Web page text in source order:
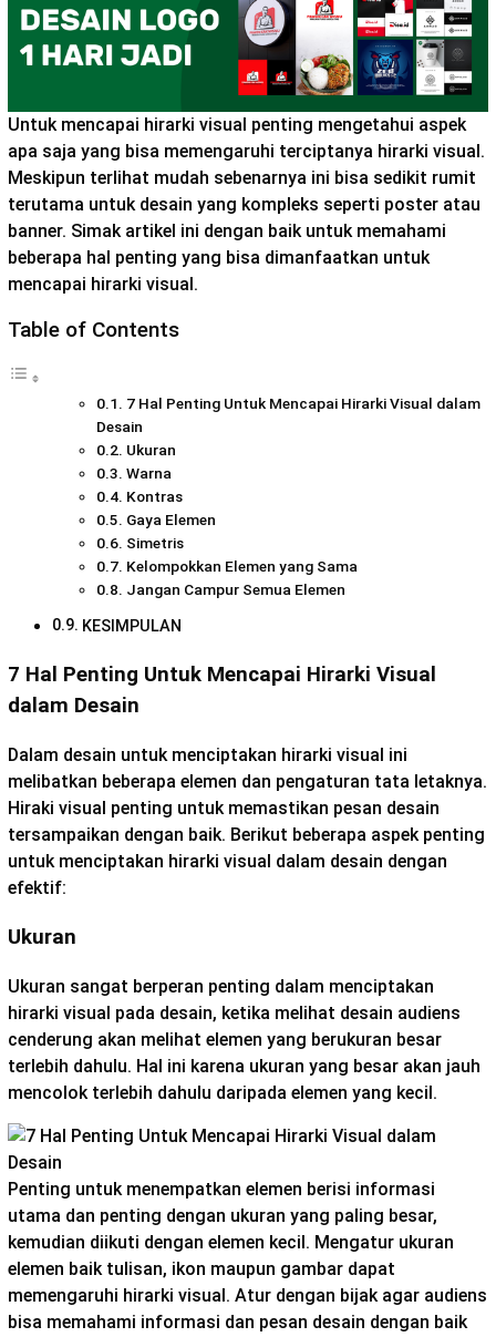
Untuk mencapai hirarki visual penting mengetahui aspek
apa saja yang bisa memengaruhi terciptanya hirarki visual.
Meskipun terlihat mudah sebenarnya ini bisa sedikit rumit
terutama untuk desain yang kompleks seperti poster atau
banner. Simak artikel ini dengan baik untuk memahami
beberapa hal penting yang bisa dimanfaatkan untuk
mencapai hirarki visual.
Table of Contents
7 Hal Penting Untuk Mencapai Hirarki Visual dalam
Desain
Ukuran
Warna
Kontras
Gaya Elemen
Simetris
Kelompokkan Elemen yang Sama
Jangan Campur Semua Elemen
KESIMPULAN
7 Hal Penting Untuk Mencapai Hirarki Visual
dalam Desain
Dalam desain untuk menciptakan hirarki visual ini
melibatkan beberapa elemen dan pengaturan tata letaknya.
Hiraki visual penting untuk memastikan pesan desain
tersampaikan dengan baik. Berikut beberapa aspek penting
untuk menciptakan hirarki visual dalam desain dengan
efektif:
Ukuran
Ukuran sangat berperan penting dalam menciptakan
hirarki visual pada desain, ketika melihat desain audiens
cenderung akan melihat elemen yang berukuran besar
terlebih dahulu. Hal ini karena ukuran yang besar akan jauh
mencolok terlebih dahulu daripada elemen yang kecil.
Penting untuk menempatkan elemen berisi informasi
utama dan penting dengan ukuran yang paling besar,
kemudian diikuti dengan elemen kecil. Mengatur ukuran
elemen baik tulisan, ikon maupun gambar dapat
memengaruhi hirarki visual. Atur dengan bijak agar audiens
bisa memahami informasi dan pesan desain dengan baik